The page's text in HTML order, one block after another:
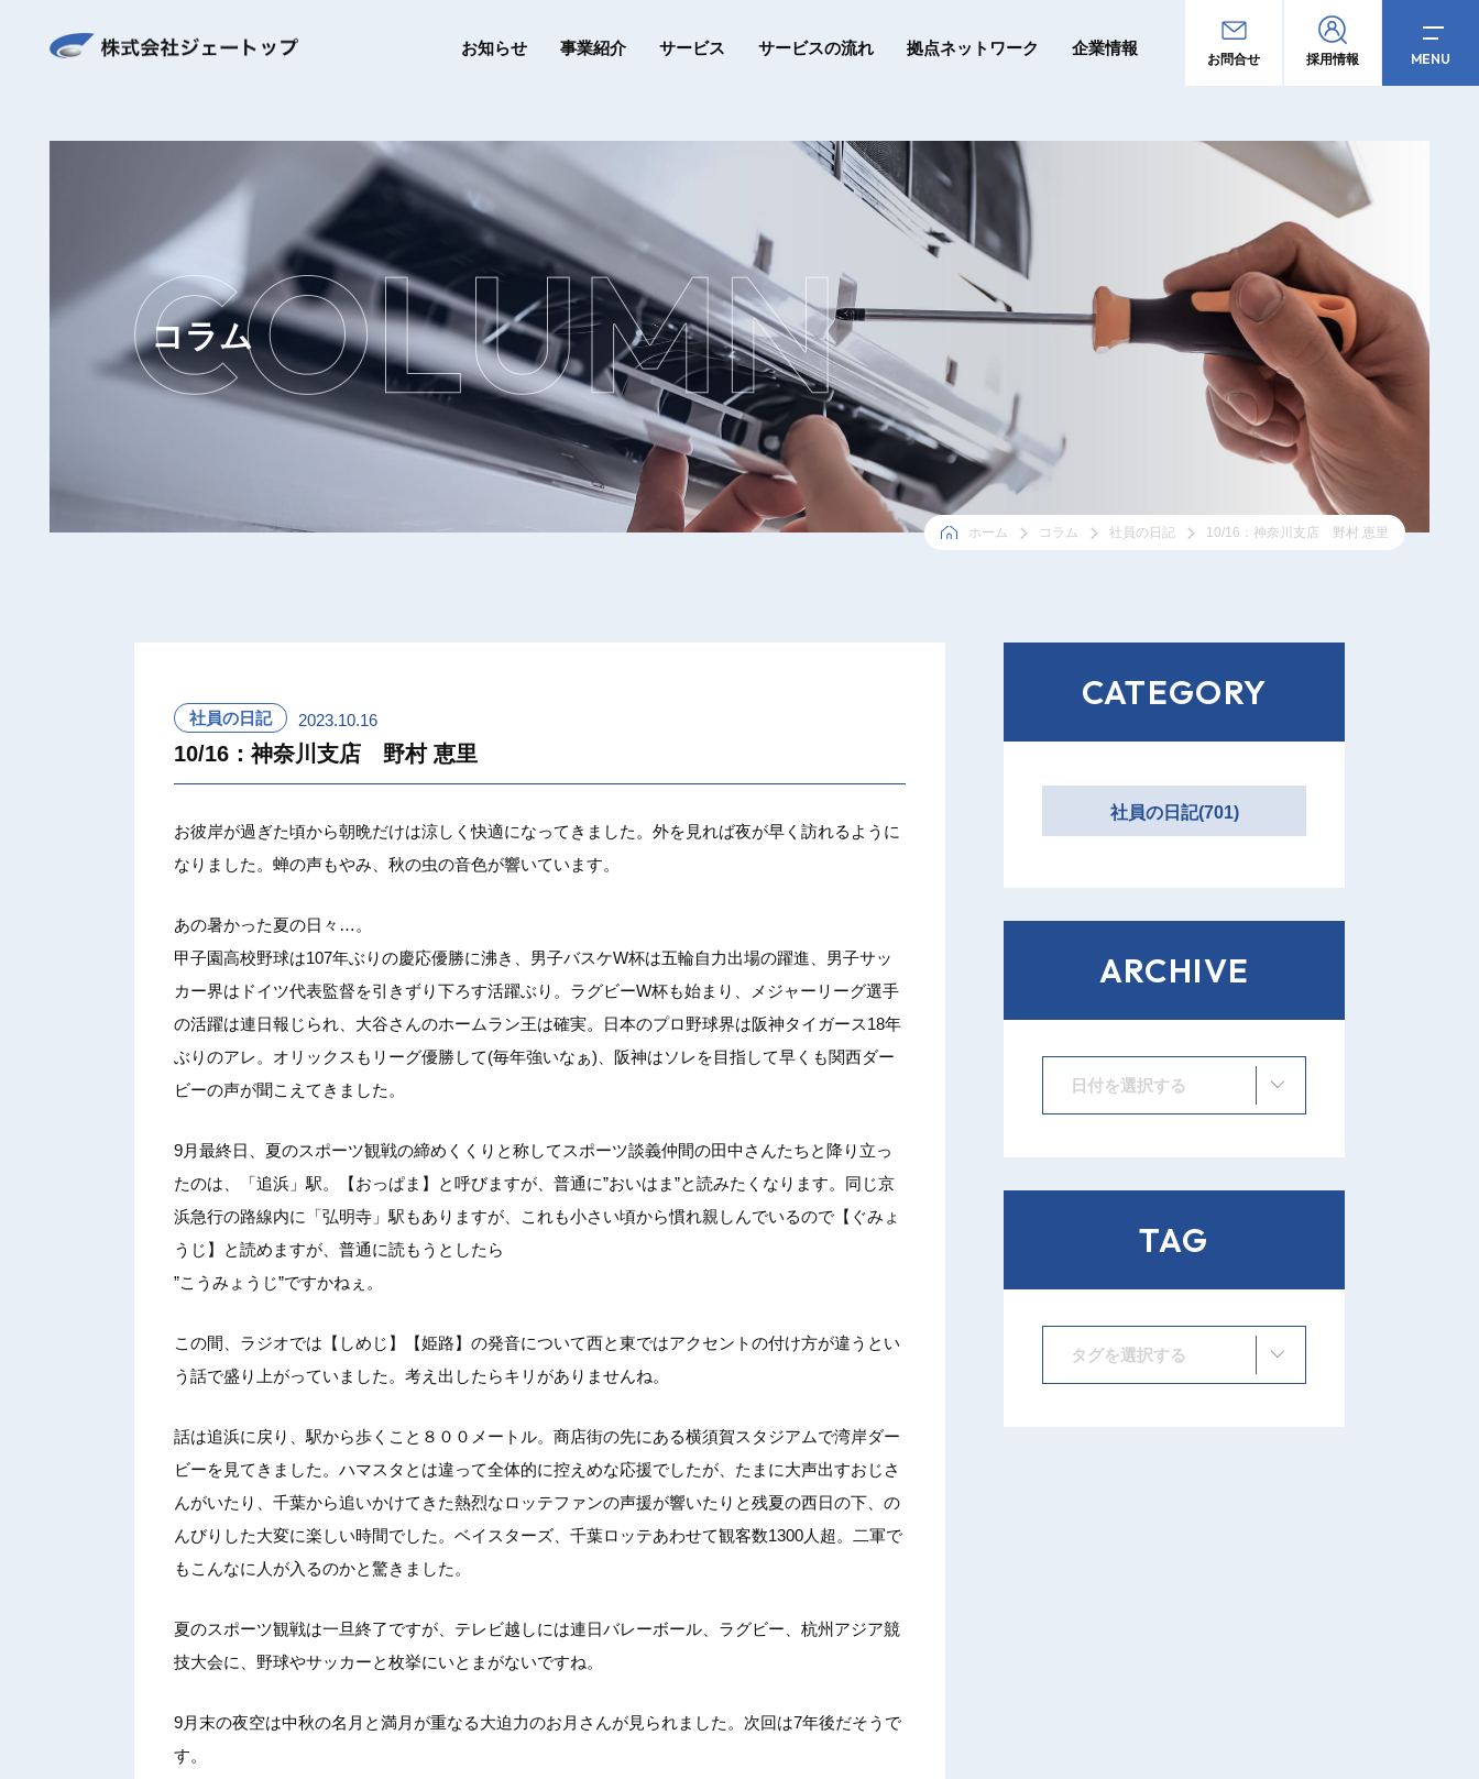
お知らせ 事業紹介 サービス サービスの流れ 拠点ネットワーク 企業情報
お問合せ 採用情報 MENU
コラム
ホーム コラム 社員の日記 10/16：神奈川支店 野村 恵里
社員の日記 2023.10.16
10/16：神奈川支店 野村 恵里
お彼岸が過ぎた頃から朝晩だけは涼しく快適になってきました。外を見れば夜が早く訪れるように
なりました。蝉の声もやみ、秋の虫の音色が響いています。
あの暑かった夏の日々…。
甲子園高校野球は107年ぶりの慶応優勝に沸き、男子バスケW杯は五輪自力出場の躍進、男子サッ
カー界はドイツ代表監督を引きずり下ろす活躍ぶり。ラグビーW杯も始まり、メジャーリーグ選手
の活躍は連日報じられ、大谷さんのホームラン王は確実。日本のプロ野球界は阪神タイガース18年
ぶりのアレ。オリックスもリーグ優勝して(毎年強いなぁ)、阪神はソレを目指して早くも関西ダー
ビーの声が聞こえてきました。
9月最終日、夏のスポーツ観戦の締めくくりと称してスポーツ談義仲間の田中さんたちと降り立っ
たのは、「追浜」駅。【おっぱま】と呼びますが、普通に”おいはま”と読みたくなります。同じ京
浜急行の路線内に「弘明寺」駅もありますが、これも小さい頃から慣れ親しんでいるので【ぐみょ
うじ】と読めますが、普通に読もうとしたら
”こうみょうじ”ですかねぇ。
この間、ラジオでは【しめじ】【姫路】の発音について西と東ではアクセントの付け方が違うとい
う話で盛り上がっていました。考え出したらキリがありませんね。
話は追浜に戻り、駅から歩くこと８００メートル。商店街の先にある横須賀スタジアムで湾岸ダー
ビーを見てきました。ハマスタとは違って全体的に控えめな応援でしたが、たまに大声出すおじさ
んがいたり、千葉から追いかけてきた熱烈なロッテファンの声援が響いたりと残夏の西日の下、の
んびりした大変に楽しい時間でした。ベイスターズ、千葉ロッテあわせて観客数1300人超。二軍で
もこんなに人が入るのかと驚きました。
夏のスポーツ観戦は一旦終了ですが、テレビ越しには連日バレーボール、ラグビー、杭州アジア競
技大会に、野球やサッカーと枚挙にいとまがないですね。
9月末の夜空は中秋の名月と満月が重なる大迫力のお月さんが見られました。次回は7年後だそうで
す。
CATEGORY
社員の日記(701)
ARCHIVE
日付を選択する
TAG
タグを選択する